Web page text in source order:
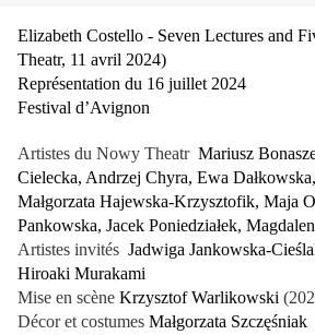
Elizabeth Costello - Seven Lectures and
Theatr, 11 avril 2024)
Représentation du 16 juillet 2024
Festival d’Avignon
Artistes du Nowy Theatr Mariusz
Cielecka, Andrzej Chyra, Ewa
Małgorzata Hajewska-Krzysztofik, Maja
Pankowska, Jacek Poniedziałek,
Artistes invités Jadwiga Jankowska-
Hiroaki Murakami
Mise en scène Krzysztof Warlikowski
Décor et costumes Małgorzata Szczęśniak